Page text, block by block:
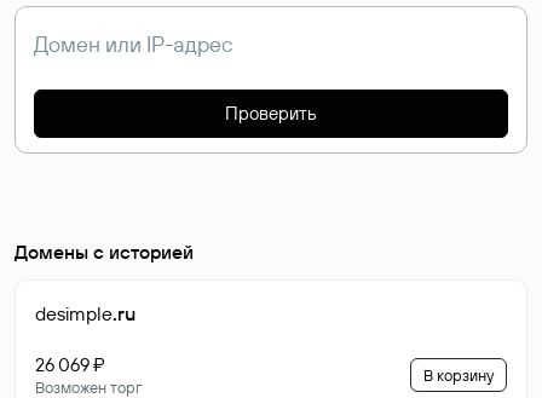
Проверить
Домены с историей
desimple.ru
26 069 ₽
Возможен торг
В корзину